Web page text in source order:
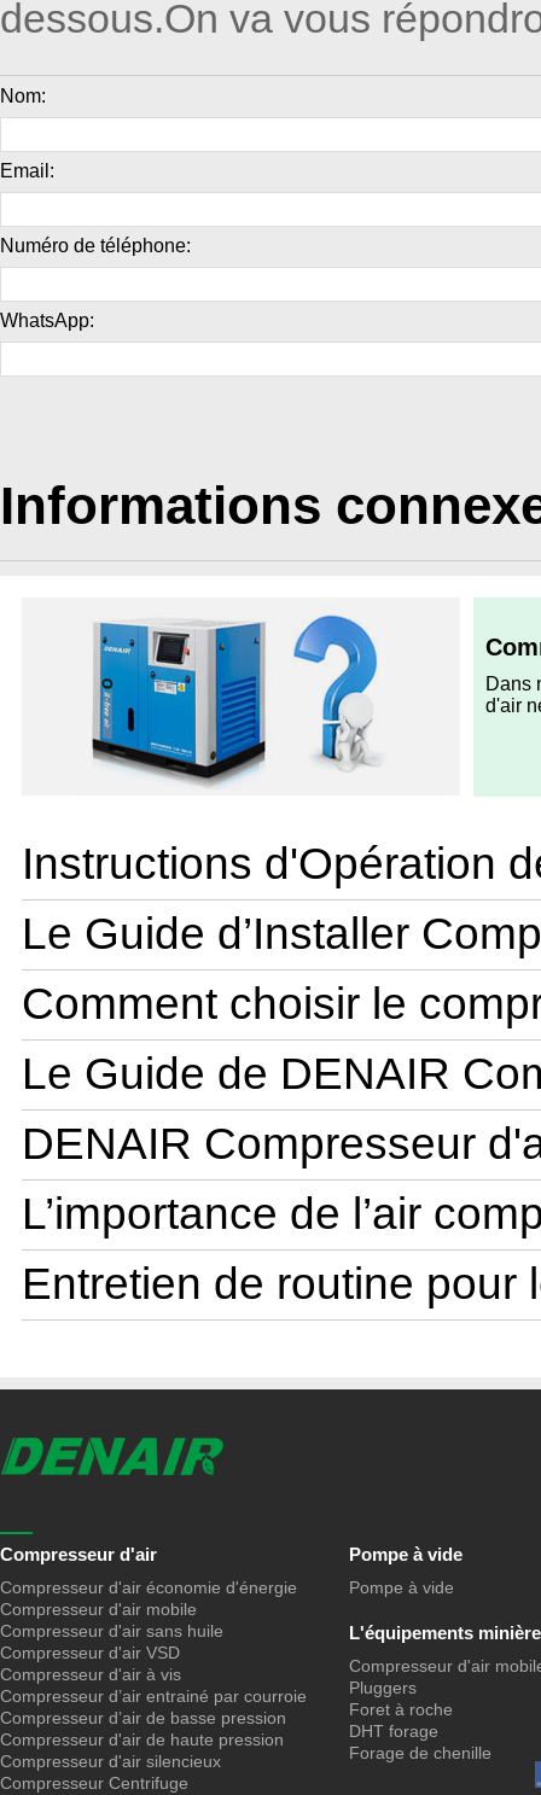
dessous.On va vous
Nom:
Email:
Numéro de téléphone:
WhatsApp:
Informations
Dans
d'air
Instructions d'Opération
Le Guide d’Installer
Comment choisir le
Le Guide de DENAIR
DENAIR Compresseur
L’importance de l’air
Entretien de routine pour
Compresseur d'air
Compresseur d'air économie d'énergie
Compresseur d'air mobile
Compresseur d'air sans huile
Compresseur d'air VSD
Compresseur d'air à vis
Compresseur d’air entrainé par courroie
Compresseur d’air de basse pression
Compresseur d'air de haute pression
Compresseur d'air silencieux
Compresseur Centrifuge
Pompe à vide
Pompe à vide
L'équipements minière
Compresseur d'air
Pluggers
Foret à roche
DHT forage
Forage de chenille